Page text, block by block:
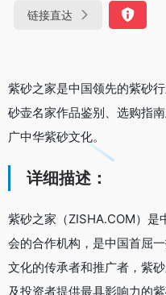
链接直达
紫砂之家是中国领先的紫砂
砂壶名家作品鉴别、选购指
广中华紫砂文化。
详细描述：
紫砂之家（ZISHA.COM）是
会的合作机构，是中国首屈
文化的传承者和推广者，紫
及投资者提供最具影响力的